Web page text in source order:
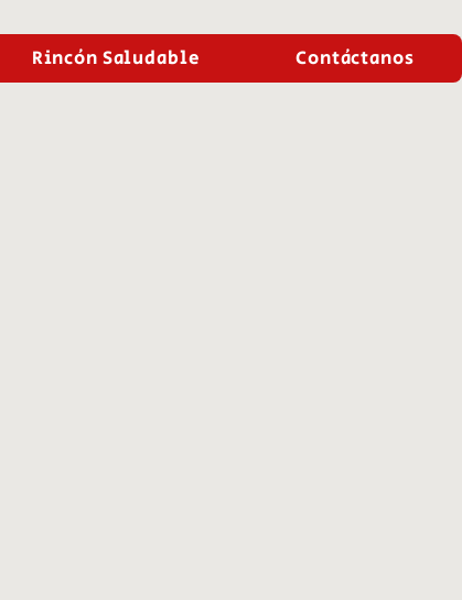
Rincón Saludable Contáctanos